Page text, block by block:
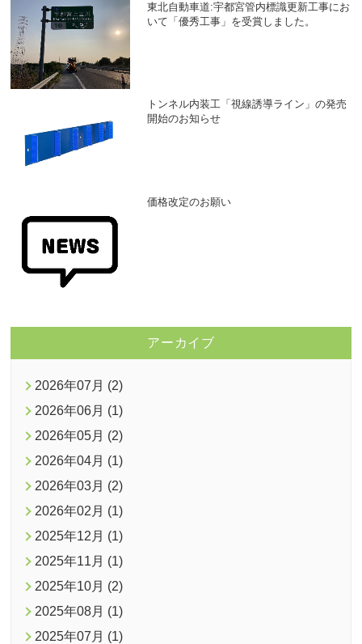
東北自動車道:宇都宮管内標識更新工事にお
いて「優秀工事」を受賞しました。
トンネル内装工「視線誘導ライン」の発売
開始のお知らせ
価格改定のお願い
アーカイブ
2026年07月 (2)
2026年06月 (1)
2026年05月 (2)
2026年04月 (1)
2026年03月 (2)
2026年02月 (1)
2025年12月 (1)
2025年11月 (1)
2025年10月 (2)
2025年08月 (1)
2025年07月 (1)